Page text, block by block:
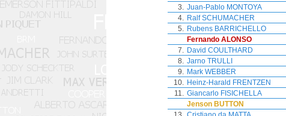
3. Juan-Pablo MONTOYA
4. Ralf SCHUMACHER
5. Rubens BARRICHELLO
Fernando ALONSO
7. David COULTHARD
8. Jarno TRULLI
9. Mark WEBBER
10. Heinz-Harald FRENTZEN
11. Giancarlo FISICHELLA
Jenson BUTTON